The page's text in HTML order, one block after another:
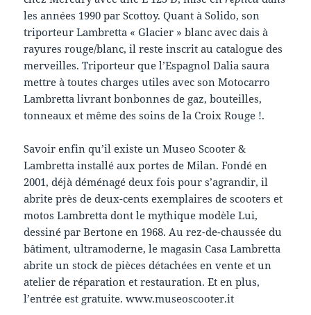
les années 1990 par Scottoy. Quant à Solido, son
triporteur Lambretta « Glacier » blanc avec dais à
rayures rouge/blanc, il reste inscrit au catalogue des
merveilles. Triporteur que l’Espagnol Dalia saura
mettre à toutes charges utiles avec son Motocarro
Lambretta livrant bonbonnes de gaz, bouteilles,
tonneaux et même des soins de la Croix Rouge !.
Savoir enfin qu’il existe un Museo Scooter &
Lambretta installé aux portes de Milan. Fondé en
2001, déjà déménagé deux fois pour s’agrandir, il
abrite près de deux-cents exemplaires de scooters et
motos Lambretta dont le mythique modèle Lui,
dessiné par Bertone en 1968. Au rez-de-chaussée du
bâtiment, ultramoderne, le magasin Casa Lambretta
abrite un stock de pièces détachées en vente et un
atelier de réparation et restauration. Et en plus,
l’entrée est gratuite. www.museoscooter.it